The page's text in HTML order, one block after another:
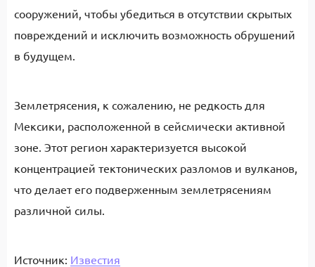
сооружений, чтобы убедиться в отсутствии скрытых
повреждений и исключить возможность обрушений
в будущем.
Землетрясения, к сожалению, не редкость для
Мексики, расположенной в сейсмически активной
зоне. Этот регион характеризуется высокой
концентрацией тектонических разломов и вулканов,
что делает его подверженным землетрясениям
различной силы.
Источник: Известия